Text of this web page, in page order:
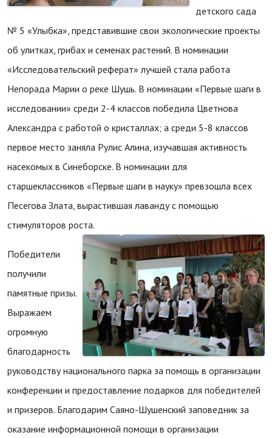
детского сада
№ 5 «Улыбка», представившие свои экологические проекты
об улитках, грибах и семенах растений. В номинации
«Исследовательский реферат» лучшей стала работа
Непорада Марии о реке Шушь. В номинации «Первые шаги в
исследовании» среди 2-4 классов победила Цветнова
Александра с работой о кристаллах; а среди 5-8 классов
первое место заняла Рулис Алина, изучавшая активность
насекомых в Синеборске. В номинации для
старшеклассников «Первые шаги в науку» превзошла всех
Песегова Злата, вырастившая лаванду с помощью
стимуляторов роста.
Победители
получили
памятные призы.
Выражаем
огромную
благодарность
руководству национального парка за помощь в организации
конференции и предоставление подарков для победителей
и призеров. Благодарим Саяно-Шушенский заповедник за
оказание информационной помощи в организации